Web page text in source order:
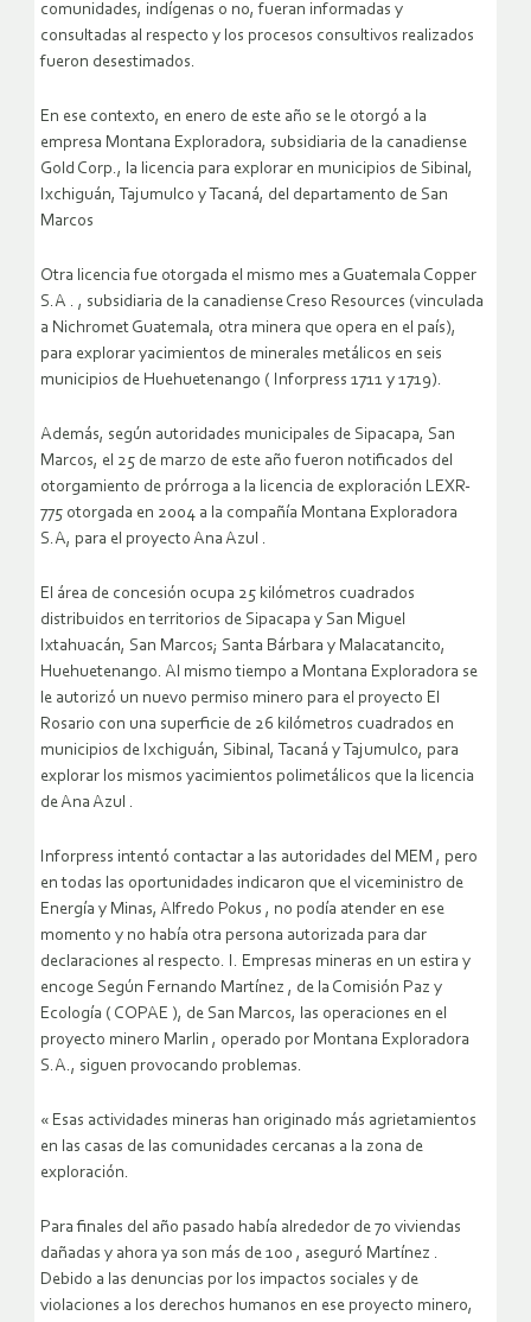
comunidades, indígenas o no, fueran informadas y
consultadas al respecto y los procesos consultivos realizados
fueron desestimados.
En ese contexto, en enero de este año se le otorgó a la
empresa Montana Exploradora, subsidiaria de la canadiense
Gold Corp., la licencia para explorar en municipios de Sibinal,
Ixchiguán, Tajumulco y Tacaná, del departamento de San
Marcos
Otra licencia fue otorgada el mismo mes a Guatemala Copper
S.A . , subsidiaria de la canadiense Creso Resources (vinculada
a Nichromet Guatemala, otra minera que opera en el país),
para explorar yacimientos de minerales metálicos en seis
municipios de Huehuetenango ( Inforpress 1711 y 1719).
Además, según autoridades municipales de Sipacapa, San
Marcos, el 25 de marzo de este año fueron notificados del
otorgamiento de prórroga a la licencia de exploración LEXR-
775 otorgada en 2004 a la compañía Montana Exploradora
S.A, para el proyecto Ana Azul .
El área de concesión ocupa 25 kilómetros cuadrados
distribuidos en territorios de Sipacapa y San Miguel
Ixtahuacán, San Marcos; Santa Bárbara y Malacatancito,
Huehuetenango. Al mismo tiempo a Montana Exploradora se
le autorizó un nuevo permiso minero para el proyecto El
Rosario con una superficie de 26 kilómetros cuadrados en
municipios de Ixchiguán, Sibinal, Tacaná y Tajumulco, para
explorar los mismos yacimientos polimetálicos que la licencia
de Ana Azul .
Inforpress intentó contactar a las autoridades del MEM , pero
en todas las oportunidades indicaron que el viceministro de
Energía y Minas, Alfredo Pokus , no podía atender en ese
momento y no había otra persona autorizada para dar
declaraciones al respecto. I. Empresas mineras en un estira y
encoge Según Fernando Martínez , de la Comisión Paz y
Ecología ( COPAE ), de San Marcos, las operaciones en el
proyecto minero Marlin , operado por Montana Exploradora
S.A., siguen provocando problemas.
« Esas actividades mineras han originado más agrietamientos
en las casas de las comunidades cercanas a la zona de
exploración.
Para finales del año pasado había alrededor de 70 viviendas
dañadas y ahora ya son más de 100 , aseguró Martínez .
Debido a las denuncias por los impactos sociales y de
violaciones a los derechos humanos en ese proyecto minero,